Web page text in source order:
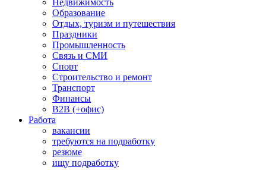
Недвижимость
Образование
Отдых, туризм и путешествия
Праздники
Промышленность
Связь и СМИ
Спорт
Строительство и ремонт
Транспорт
Финансы
B2B (+офис)
Работа
вакансии
требуются на подработку
резюме
ищу подработку